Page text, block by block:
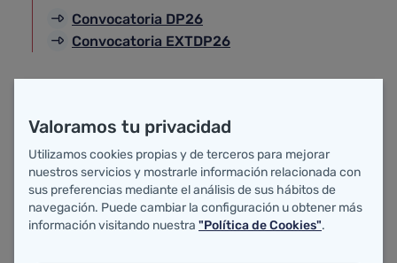
Convocatoria DP26
Convocatoria EXTDP26
Integraciones
Plazas Vinculadas
Valoramos tu privacidad
Utilizamos cookies propias y de terceros para mejorar
nuestros servicios y mostrarle información relacionada con
sus preferencias mediante el análisis de sus hábitos de
navegación. Puede cambiar la configuración u obtener más
información visitando nuestra "Política de Cookies".